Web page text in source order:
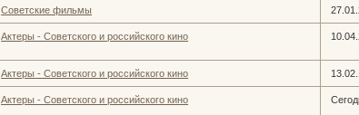
Советские фильмы
Актеры - Советского и российского кино
Актеры - Советского и российского кино
Актеры - Советского и российского кино